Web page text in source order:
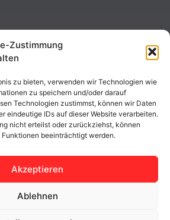
Zustimmung
zu bieten, verwenden wir Technologien wie
zu speichern und/oder darauf
Technologien zustimmst, können wir Daten
eindeutige IDs auf dieser Website verarbeiten.
nicht erteilst oder zurückziehst, können
beeinträchtigt werden.
Akzeptieren
Ablehnen
ABONNIEREN